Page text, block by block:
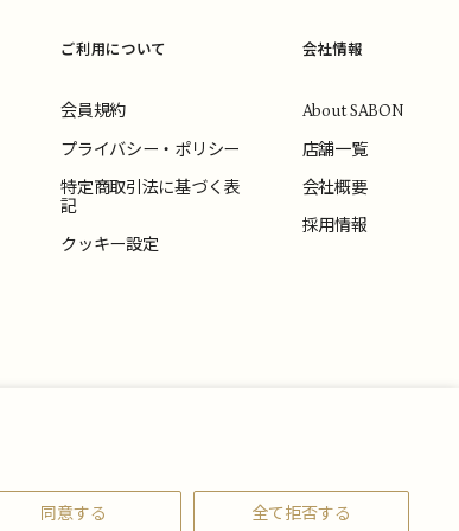
同意する 全て拒否する
ご利用について
会員規約
プライバシー・ポリシー
特定商取引法に基づく表
記
クッキー設定
会社情報
About SABON
店舗一覧
会社概要
採用情報